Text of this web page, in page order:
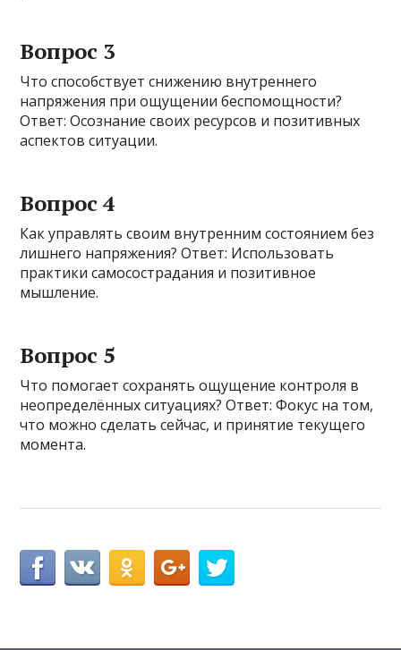
Вопрос 3
Что способствует снижению внутреннего
напряжения при ощущении беспомощности?
Ответ: Осознание своих ресурсов и позитивных
аспектов ситуации.
Вопрос 4
Как управлять своим внутренним состоянием без
лишнего напряжения? Ответ: Использовать
практики самосострадания и позитивное
мышление.
Вопрос 5
Что помогает сохранять ощущение контроля в
неопределённых ситуациях? Ответ: Фокус на том,
что можно сделать сейчас, и принятие текущего
момента.